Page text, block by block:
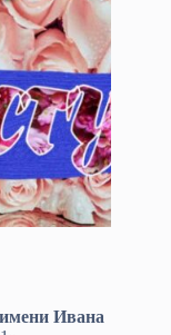
Ивана